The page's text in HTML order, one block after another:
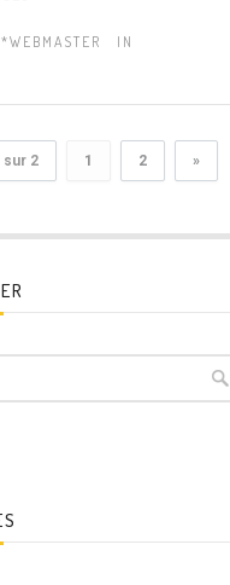
IN
sur 2 1 2 »